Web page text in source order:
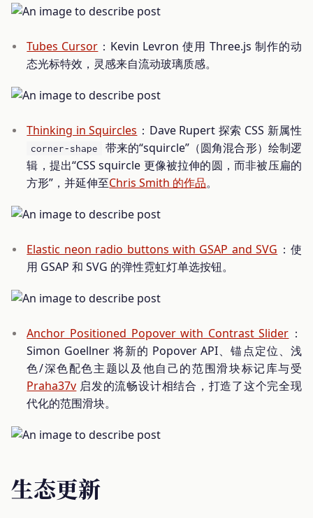
Tubes Cursor ：Kevin Levron 使用 Three.js 制作的动
态光标特效，灵感来自流动玻璃质感。
Thinking in Squircles ：Dave Rupert 探索 CSS 新属性
corner-shape
带来的“squircle”（圆角混合形）绘制逻
辑，提出“CSS squircle 更像被拉伸的圆，而非被压扁的
方形”，并延伸至Chris Smith 的作品。
Elastic neon radio buttons with GSAP and SVG ：使
用 GSAP 和 SVG 的弹性霓虹灯单选按钮。
Anchor Positioned Popover with Contrast Slider ：
Simon Goellner 将新的 Popover API、锚点定位、浅
色/深色配色主题以及他自己的范围滑块标记库与受
Praha37v 启发的流畅设计相结合，打造了这个完全现
代化的范围滑块。
生态更新